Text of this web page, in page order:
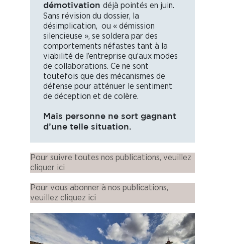
démotivationdéjà pointés en juin.
Sans révision du dossier, la
désimplication, ou « démission
silencieuse », se soldera par des
comportements néfastes tant à la
viabilité de l’entreprise qu’aux modes
de collaborations. Ce ne sont
toutefois que des mécanismes de
défense pour atténuer le sentiment
de déception et de colère.
Mais personne ne sort gagnant
d’une telle situation.
Pour suivre toutes nos publications, veuillez
cliquer ici
Pour vous abonner à nos publications,
veuillez cliquez ici